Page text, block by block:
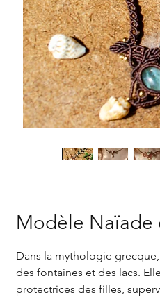
Modèle Naïade
Dans la mythologie
des fontaines et des lacs.
protectrices des filles,